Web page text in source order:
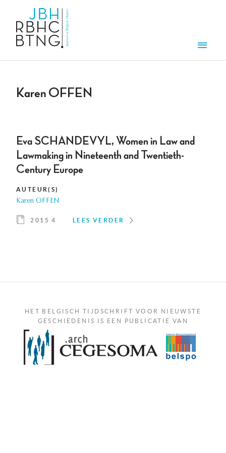
Karen OFFEN
Eva SCHANDEVYL, Women in Law and
Lawmaking in Nineteenth and Twentieth-
Century Europe
AUTEUR(S)
Karen OFFEN
2015 4 LEES VERDER
HET BELGISCH TIJDSCHRIFT VOOR NIEUWSTE
GESCHIEDENIS IS EEN PUBLICATIE VAN